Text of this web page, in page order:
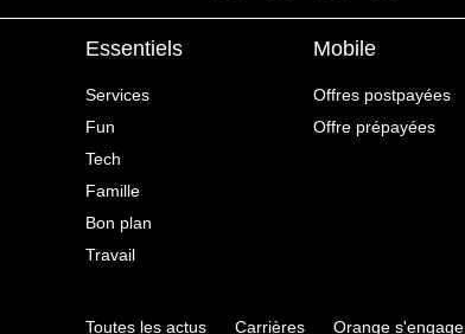
Essentiels
Services
Fun
Tech
Famille
Bon plan
Travail
Mobile
Offres postpayées
Offre prépayées
Toutes les actus Carrières Orange s'engage